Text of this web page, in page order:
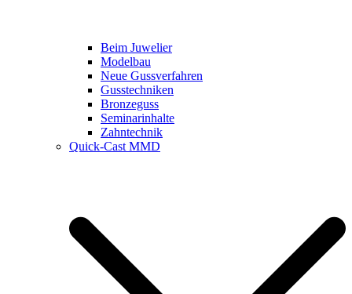
Beim Juwelier
Modelbau
Neue Gussverfahren
Gusstechniken
Bronzeguss
Seminarinhalte
Zahntechnik
Quick-Cast MMD